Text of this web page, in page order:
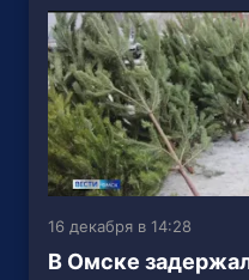
16 декабря в 14:28
В Омске